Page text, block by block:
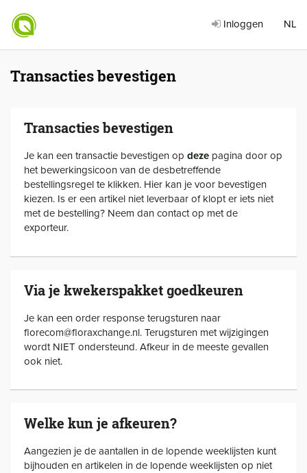
Inloggen NL
Transacties bevestigen
Transacties bevestigen
Je kan een transactie bevestigen op deze pagina door op
het bewerkingsicoon van de desbetreffende
bestellingsregel te klikken. Hier kan je voor bevestigen
kiezen. Is er een artikel niet leverbaar of klopt er iets niet
met de bestelling? Neem dan contact op met de
exporteur.
Via je kwekerspakket goedkeuren
Je kan een order response terugsturen naar
florecom@floraxchange.nl. Terugsturen met wijzigingen
wordt NIET ondersteund. Afkeur in de meeste gevallen
ook niet.
Welke kun je afkeuren?
Aangezien je de aantallen in de lopende weeklijsten kunt
bijhouden en artikelen in de lopende weeklijsten op niet